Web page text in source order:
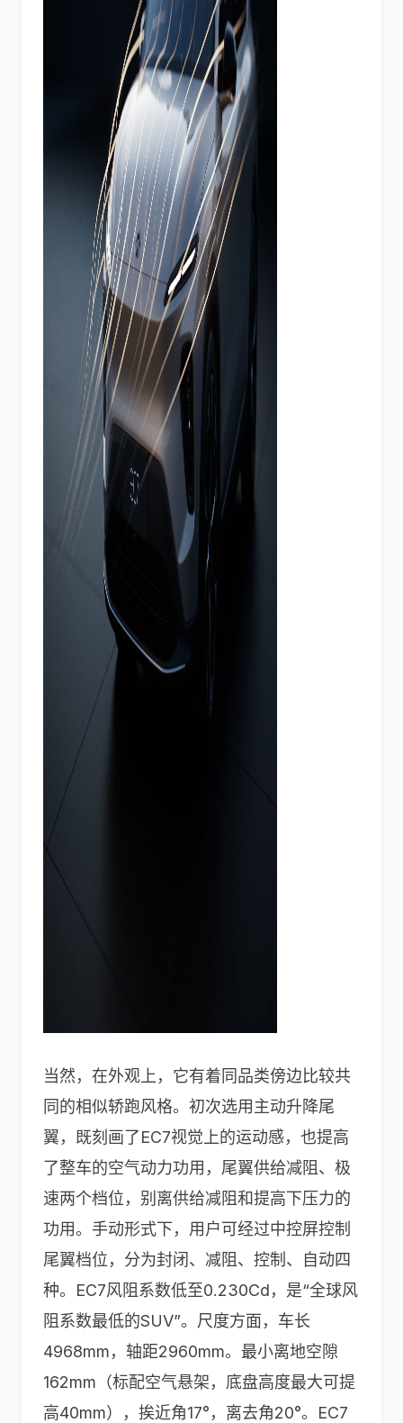
当然，在外观上，它有着同品类傍边比较共
同的相似轿跑风格。初次选用主动升降尾
翼，既刻画了EC7视觉上的运动感，也提高
了整车的空气动力功用，尾翼供给减阻、极
速两个档位，别离供给减阻和提高下压力的
功用。⼿动形式下，⽤⼾可经过中控屏控制
尾翼档位，分为封闭、减阻、控制、⾃动四
种。EC7风阻系数低至0.230Cd，是“全球风
阻系数最低的SUV”。尺度方面，车长
4968mm，轴距2960mm。最小离地空隙
162mm（标配空气悬架，底盘高度最大可提
高40mm），挨近角17°，离去角20°。EC7